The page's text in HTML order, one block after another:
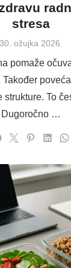
stresa
Posted
30. ožujka 2026.
pomaže
strukture. To
Dugoročno …